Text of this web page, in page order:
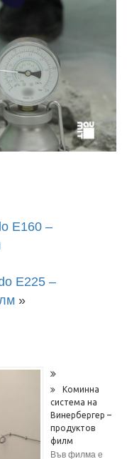
E160 –
E225 –
»
Коминна
система на
Винербергер –
продуктов
филм
Във филма е